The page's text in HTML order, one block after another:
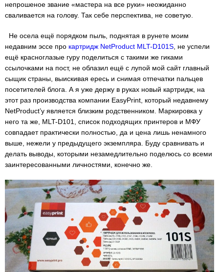
непрошеное звание «мастера на все руки» неожиданно
сваливается на голову. Так себе перспектива, не советую.
Не осела ещё порядком пыль, поднятая в рунете моим
недавним эссе про картридж NetProduct MLT-D101S , не успели
ещё красноглазые гуру поделиться с такими же гиками
ссылочками на пост, не облазил ещё с лупой мой сайт главный
сыщик страны, выискивая ересь и снимая отпечатки пальцев
посетителей блога. А я уже держу в руках новый картридж, на
этот раз производства компании EasyPrint, который недавнему
NetProduct’у является близким родственником. Маркировка у
него та же, MLT-D101, список подходящих принтеров и МФУ
совпадает практически полностью, да и цена лишь ненамного
выше, нежели у предыдущего экземпляра. Буду сравнивать и
делать выводы, которыми незамедлительно поделюсь со всеми
заинтересованными личностями, конечно же.